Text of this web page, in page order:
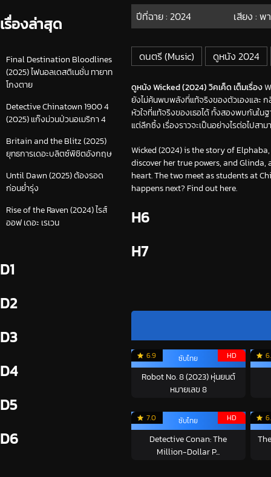
เรื่องล่าสุด
Final Destination Bloodlines
(2025) ไฟนอลเดสติเนชั่น ทายาท
โกงตาย
Detective Chinatown 1900 4
(2025) แก๊งม่วนป่วนอเมริกา 4
Britain and the Blitz (2025)
ยุทธการเดอะบลิตซ์พิชิตอังกฤษ
Until Dawn (2025) ต้องรอด
ก่อนย่ำรุ่ง
Rise of the Raven (2024) ไรส์
ออฟ เดอะ เรเวน
D1
D2
D3
D4
D5
D6
ปีที่ฉาย : 2024 เสียง : พ
ดนตรี (Music) ดูหนัง 2024
ดูหนัง Wicked (2024) วิคเค็ด เต็มเรื่อง
ยังไม่ค้นพบพลังที่แท้จริงของตัวเองและ
หัวใจที่แท้จริงของเธอได้ ทั้งสองพบกันใน
แต่ลึกซึ้ง เรื่องราวจะเป็นอย่างไรต่อไปสา
Wicked (2024) is the story of
discover her true powers, and
heart. The two meet as students at
happens next? Find out here.
H6
H7
6.9 HD
ซับไทย
Robot No. 8 (2023) หุ่นยนต์
หมายเลข 8
7.0 HD
ซับไทย
Detective Conan: The
Million-Dollar P...